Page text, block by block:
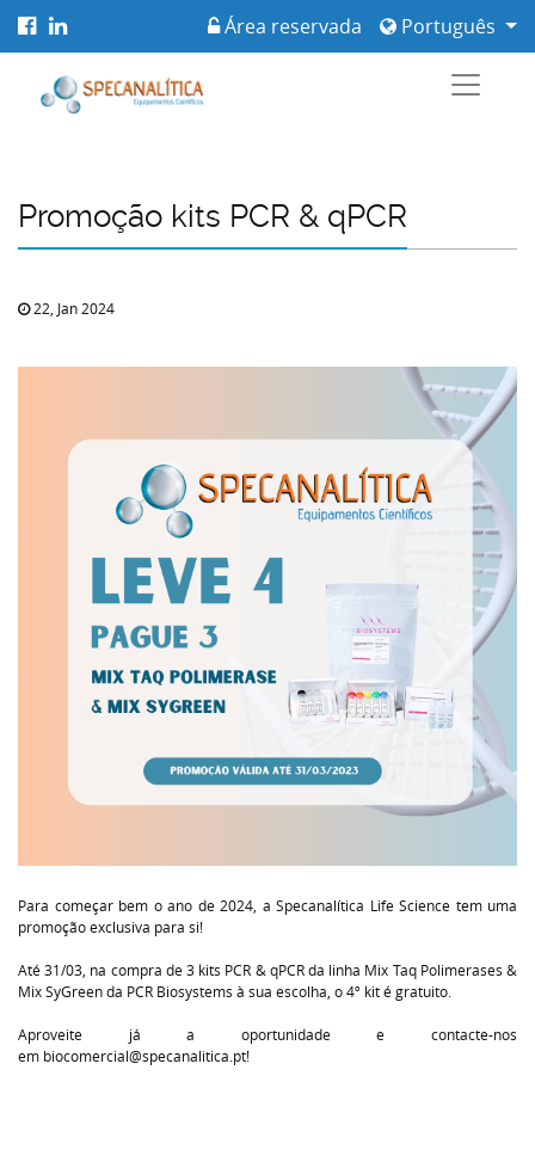
Português
Área reservada
Promoção kits PCR & qPCR
22, Jan 2024
Para começar bem o ano de 2024, a Specanalítica Life Science tem uma
promoção exclusiva para si!
Até 31/03, na compra de 3 kits PCR & qPCR da linha Mix Taq Polimerases &
Mix SyGreen da PCR Biosystems à sua escolha, o 4º kit é gratuito.
Aproveite já a oportunidade e contacte-nos
em biocomercial@specanalitica.pt!